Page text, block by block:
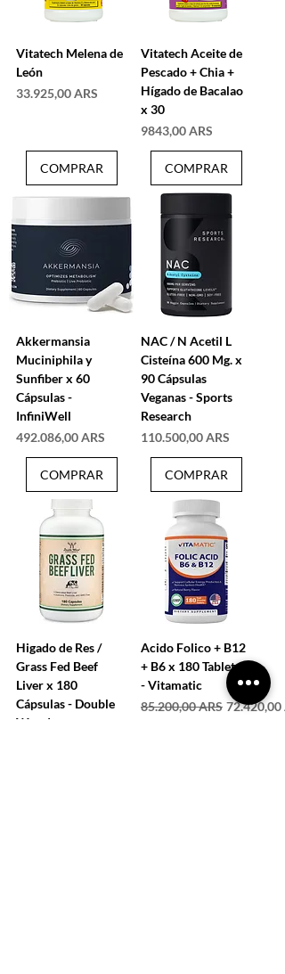
Vitatech Melena de
León
Precio
33.925,00 ARS
COMPRAR
Vitatech Aceite de
Pescado + Chia +
Hígado de Bacalao
x 30
Precio
9843,00 ARS
COMPRAR
Akkermansia
Muciniphila y
Sunfiber x 60
Cápsulas -
InfiniWell
Precio
492.086,00 ARS
COMPRAR
NAC / N Acetil L
Cisteína 600 Mg. x
90 Cápsulas
Veganas - Sports
Research
Precio
110.500,00 ARS
COMPRAR
Higado de Res /
Grass Fed Beef
Liver x 180
Cápsulas - Double
Wood
Acido Folico + B12
+ B6 x 180 Tabletas
- Vitamatic
Precio
85.200,00 ARS Precio de
72.420,00